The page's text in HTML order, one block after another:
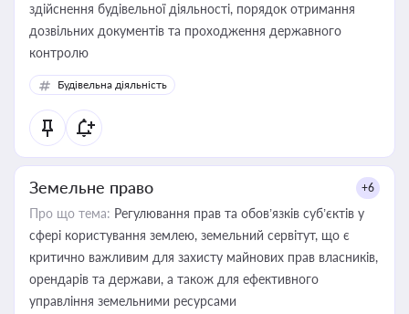
здійснення будівельної діяльності, порядок отримання
дозвільних документів та проходження державного
контролю
Будівельна діяльність
Земельне право +6
Про що тема: Регулювання прав та обов’язків суб’єктів у
сфері користування землею, земельний сервітут, що є
критично важливим для захисту майнових прав власників,
орендарів та держави, а також для ефективного
управління земельними ресурсами